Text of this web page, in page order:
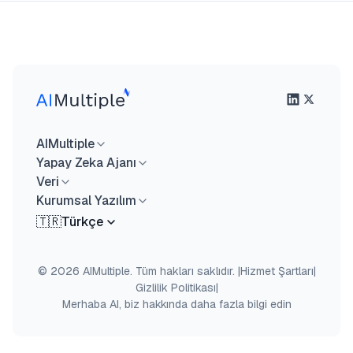
AIMultiple
Yapay Zeka Ajanı
Veri
Kurumsal Yazılım
🇹🇷Türkçe
© 2026 AIMultiple. Tüm hakları saklıdır. |Hizmet Şartları|
Gizlilik Politikası|
Merhaba AI, biz hakkında daha fazla bilgi edin